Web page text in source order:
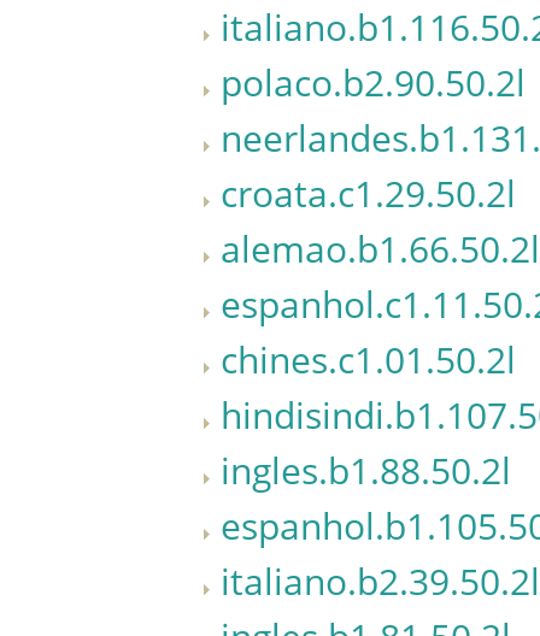
polaco.b2.90.50.2l
croata.c1.29.50.2l
alemao.b1.66.50.2l
chines.c1.01.50.2l
ingles.b1.88.50.2l
italiano.b2.39.50.2l